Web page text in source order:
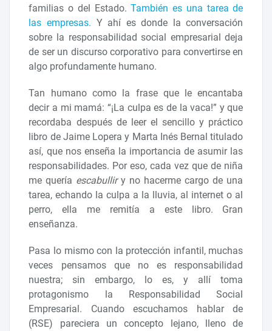
familias o del Estado.También es una tarea de
las empresas. Y ahí es donde la conversación
sobre la responsabilidad social empresarial deja
de ser un discurso corporativo para convertirse en
algo profundamente humano.
Tan humano como la frase que le encantaba
decir a mi mamá: “¡La culpa es de la vaca!” y que
recordaba después de leer el sencillo y práctico
libro de Jaime Lopera y Marta Inés Bernal titulado
así, que nos enseña la importancia de asumir las
responsabilidades. Por eso, cada vez que de niña
me quería escabulliry no hacerme cargo de una
tarea, echando la culpa a la lluvia, al internet o al
perro, ella me remitía a este libro. Gran
enseñanza.
Pasa lo mismo con la protección infantil, muchas
veces pensamos que no es responsabilidad
nuestra; sin embargo, lo es, y allí toma
protagonismo la Responsabilidad Social
Empresarial. Cuando escuchamos hablar de
(RSE) pareciera un concepto lejano, lleno de